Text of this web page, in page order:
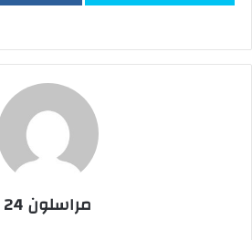
مراسلون 24